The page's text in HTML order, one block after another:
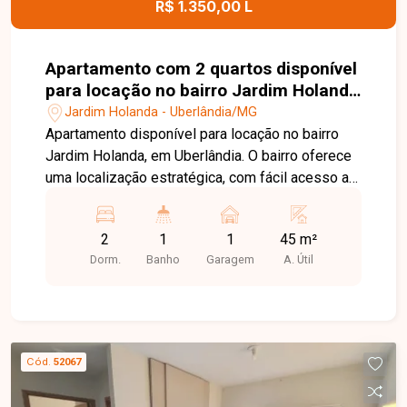
R$ 1.350,00 L
Apartamento com 2 quartos disponível
para locação no bairro Jardim Holanda
em Uberlândia-MG
Jardim Holanda - Uberlândia/MG
Apartamento disponível para locação no bairro
Jardim Holanda, em Uberlândia. O bairro oferece
uma localização estratégica, com fácil acesso a
com supermercados, escolas, farmácias e
diversos serviços que proporcionam mais
praticidade e comodidade para o dia a dia.
lavanderia e 01 vaga de garagem. Um imóvel
ideal para quem busca praticidade e conforto em
uma região tranquila e bem localizada. O
2
Dorm.
1
Banho
1
Garagem
45 m²
A. Útil
Cód. 52067